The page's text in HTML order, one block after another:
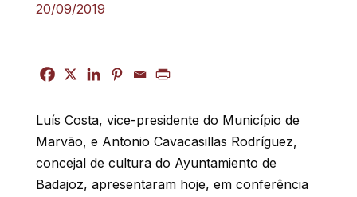
20/09/2019
Luís Costa, vice-presidente do Município de
Marvão, e Antonio Cavacasillas Rodríguez,
concejal de cultura do Ayuntamiento de
Badajoz, apresentaram hoje, em conferência